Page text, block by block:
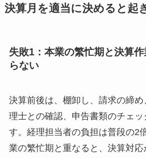
決算月を適当に決めると起
失敗1：本業の繁忙期と決算
らない
決算前後は、棚卸し、請求の締
理士との確認、申告書類のチェッ
す。経理担当者の負担は普段の2
業の繁忙期と重なると、決算対